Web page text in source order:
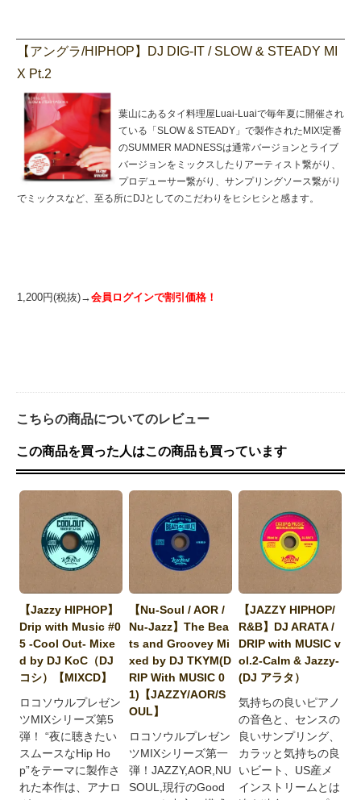
【アングラ/HIPHOP】DJ DIG-IT / SLOW & STEADY MI
X Pt.2
葉山にあるタイ料理屋Luai-Luaiで毎年夏に開催され
ている「SLOW & STEADY」で製作されたMIX!定番
のSUMMER MADNESSは通常バージョンとライブ
バージョンをミックスしたりアーティスト繋がり、
プロデューサー繋がり、サンプリングソース繋がり
でミックスなど、至る所にDJとしてのこだわりをヒシヒシと感ます。
1,200円(税抜)→会員ログインで割引価格！
こちらの商品についてのレビュー
この商品を買った人はこの商品も買っています
【Jazzy HIPHOP】
Drip with Music #0
5 -Cool Out- Mixe
d by DJ KoC（DJ
コシ）【MIXCD】
ロコソウルプレゼン
ツMIXシリーズ第5
弾！ “夜に聴きたい
スムースなHip Ho
p”をテーマに製作さ
れた本作は、アナロ
【Nu-Soul / AOR /
Nu-Jazz】The Bea
ts and Groovey Mi
xed by DJ TKYM(D
RIP With MUSIC 0
1)【JAZZY/AOR/S
OUL】
ロコソウルプレゼン
ツMIXシリーズ第一
弾！JAZZY,AOR,NU
SOUL,現行のGood
【JAZZY HIPHOP/
R&B】DJ ARATA /
DRIP with MUSIC v
ol.2-Calm & Jazzy-
(DJ アラタ）
気持ちの良いピアノ
の音色と、センスの
良いサンプリング、
カラッと気持ちの良
いビート、US産メ
インストリームとは